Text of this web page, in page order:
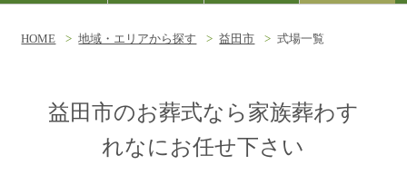
HOME 地域・エリアから探す 益田市 式場一覧
益田市のお葬式なら家族葬わす
れなにお任せ下さい